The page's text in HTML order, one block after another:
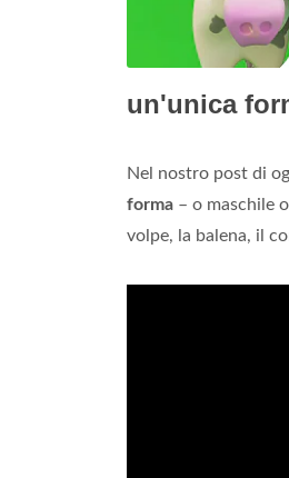
un'unica
Nel nostro post di
forma – o maschile
volpe, la balena, il